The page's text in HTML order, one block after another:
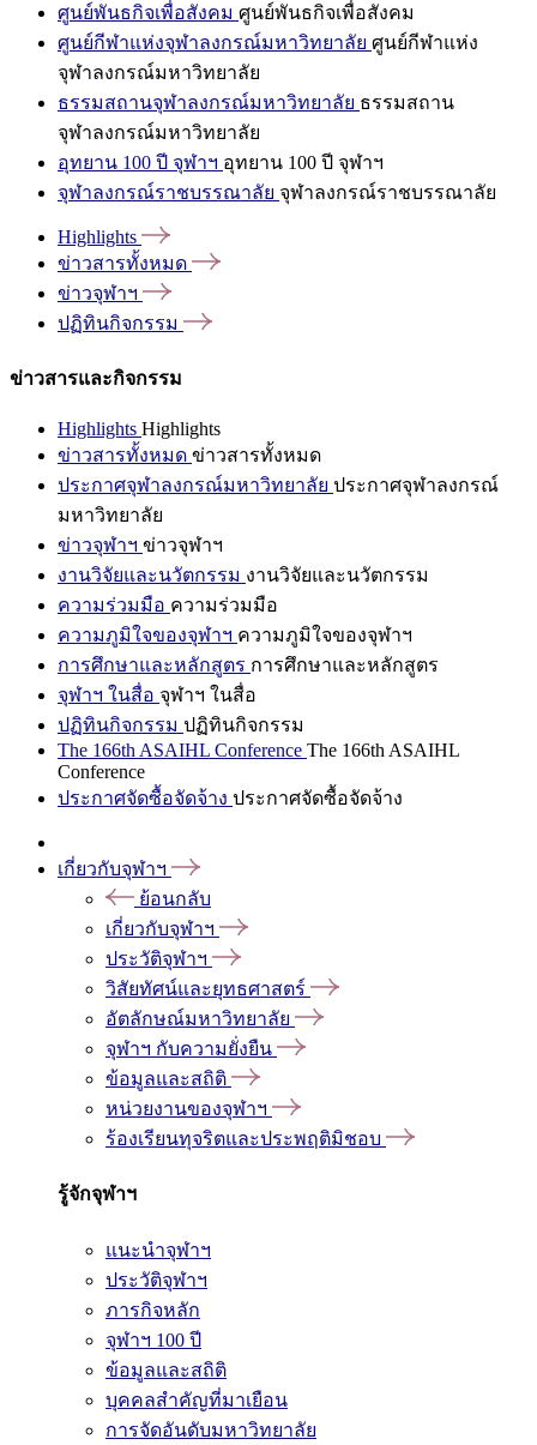
ศูนย์พันธกิจเพื่อสังคม ศูนย์พันธกิจเพื่อสังคม
ศูนย์กีฬาแห่งจุฬาลงกรณ์มหาวิทยาลัย ศูนย์กีฬาแห่ง
จุฬาลงกรณ์มหาวิทยาลัย
ธรรมสถานจุฬาลงกรณ์มหาวิทยาลัย ธรรมสถาน
จุฬาลงกรณ์มหาวิทยาลัย
อุทยาน 100 ปี จุฬาฯ อุทยาน 100 ปี จุฬาฯ
จุฬาลงกรณ์ราชบรรณาลัย จุฬาลงกรณ์ราชบรรณาลัย
Highlights
ข่าวสารทั้งหมด
ข่าวจุฬาฯ
ปฏิทินกิจกรรม
ข่าวสารและกิจกรรม
Highlights Highlights
ข่าวสารทั้งหมด ข่าวสารทั้งหมด
ประกาศจุฬาลงกรณ์มหาวิทยาลัย ประกาศจุฬาลงกรณ์
มหาวิทยาลัย
ข่าวจุฬาฯ ข่าวจุฬาฯ
งานวิจัยและนวัตกรรม งานวิจัยและนวัตกรรม
ความร่วมมือ ความร่วมมือ
ความภูมิใจของจุฬาฯ ความภูมิใจของจุฬาฯ
การศึกษาและหลักสูตร การศึกษาและหลักสูตร
จุฬาฯ ในสื่อ จุฬาฯ ในสื่อ
ปฏิทินกิจกรรม ปฏิทินกิจกรรม
The 166th ASAIHL Conference The 166th ASAIHL
Conference
ประกาศจัดซื้อจัดจ้าง ประกาศจัดซื้อจัดจ้าง
เกี่ยวกับจุฬาฯ
ย้อนกลับ
เกี่ยวกับจุฬาฯ
ประวัติจุฬาฯ
วิสัยทัศน์และยุทธศาสตร์
อัตลักษณ์มหาวิทยาลัย
จุฬาฯ กับความยั่งยืน
ข้อมูลและสถิติ
หน่วยงานของจุฬาฯ
ร้องเรียนทุจริตและประพฤติมิชอบ
รู้จักจุฬาฯ
แนะนำจุฬาฯ
ประวัติจุฬาฯ
ภารกิจหลัก
จุฬาฯ 100 ปี
ข้อมูลและสถิติ
บุคคลสำคัญที่มาเยือน
การจัดอันดับมหาวิทยาลัย